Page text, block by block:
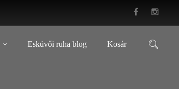
Esküvői ruha blog Kosár